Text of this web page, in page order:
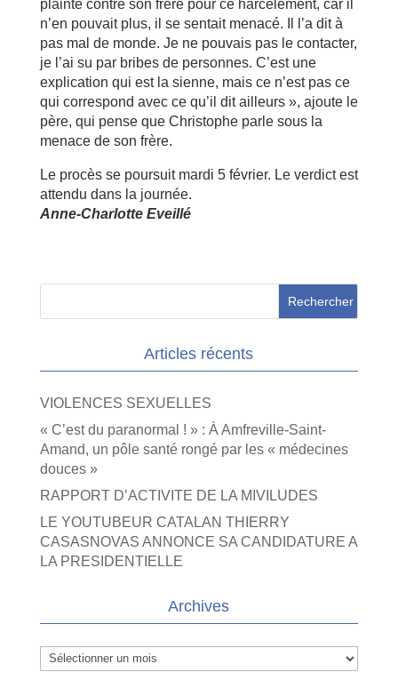
plainte contre son frère pour ce harcèlement, car il
n’en pouvait plus, il se sentait menacé. Il l’a dit à
pas mal de monde. Je ne pouvais pas le contacter,
je l’ai su par bribes de personnes. C’est une
explication qui est la sienne, mais ce n’est pas ce
qui correspond avec ce qu’il dit ailleurs », ajoute le
père, qui pense que Christophe parle sous la
menace de son frère.
Le procès se poursuit mardi 5 février. Le verdict est
attendu dans la journée.
Anne-Charlotte Eveillé
Articles récents
VIOLENCES SEXUELLES
« C’est du paranormal ! » : À Amfreville-Saint-
Amand, un pôle santé rongé par les « médecines
douces »
RAPPORT D’ACTIVITE DE LA MIVILUDES
LE YOUTUBEUR CATALAN THIERRY
CASASNOVAS ANNONCE SA CANDIDATURE A
LA PRESIDENTIELLE
Archives
Archives